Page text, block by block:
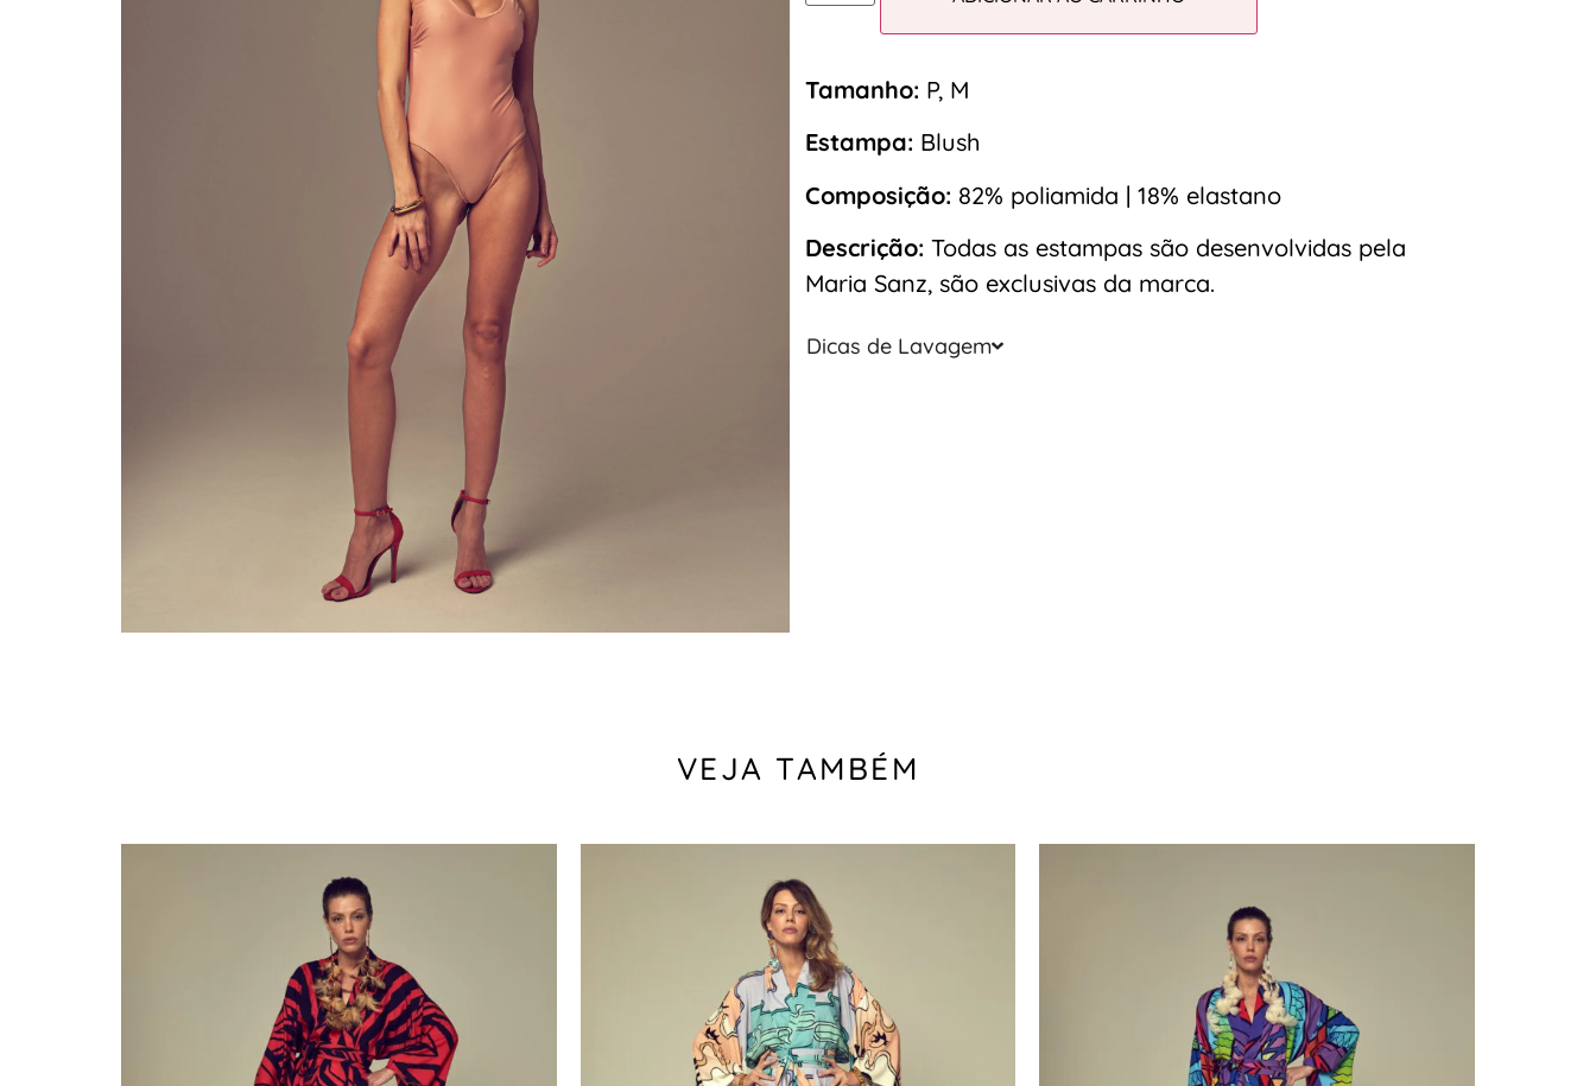
Tamanho: P, M
Estampa: Blush
Composição: 82% poliamida | 18% elastano
Descrição:Todas as estampas são desenvolvidas pela
Maria Sanz, são exclusivas da marca.
Dicas de Lavagem
VEJA TAMBÉM